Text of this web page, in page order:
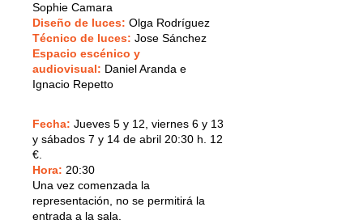
Sophie Camara
Diseño de luces: Olga Rodríguez
Técnico de luces: Jose Sánchez
Espacio escénico y
audiovisual: Daniel Aranda e
Ignacio Repetto
Fecha: Jueves 5 y 12, viernes 6 y 13
y sábados 7 y 14 de abril 20:30 h. 12
€.
Hora: 20:30
Una vez comenzada la
representación, no se permitirá la
entrada a la sala.